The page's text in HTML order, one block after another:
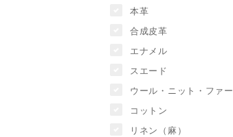
本革
合成皮革
エナメル
スエード
ウール・ニット・ファー
コットン
リネン（麻）